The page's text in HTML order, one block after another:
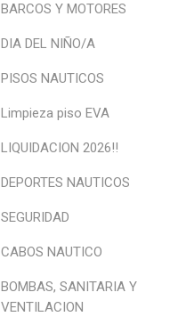
BARCOS Y MOTORES
DIA DEL NIÑO/A
PISOS NAUTICOS
Limpieza piso EVA
LIQUIDACION 2026!!
DEPORTES NAUTICOS
SEGURIDAD
CABOS NAUTICO
BOMBAS, SANITARIA Y
VENTILACION